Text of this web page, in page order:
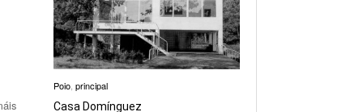
Poio principal
Casa Domínguez